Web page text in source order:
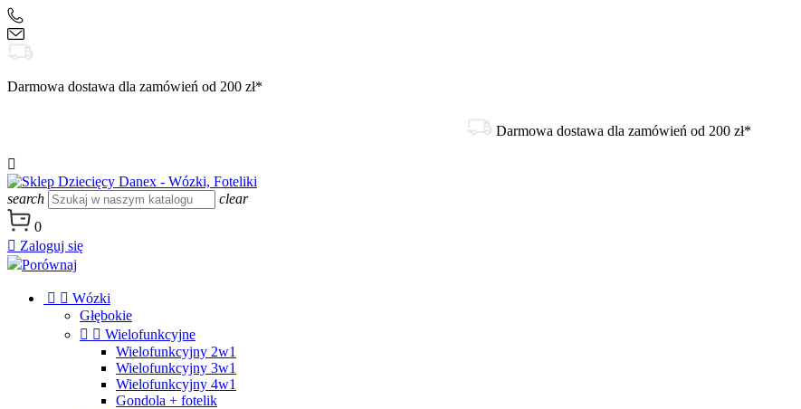
Darmowa dostawa dla zamówień od 200 zł*
Darmowa dostawa dla zamówień od 200 zł*

search
clear
0
 Zaloguj się
Porównaj
  Wózki
Głębokie
  Wielofunkcyjne
Wielofunkcyjny 2w1
Wielofunkcyjny 3w1
Wielofunkcyjny 4w1
Gondola + fotelik